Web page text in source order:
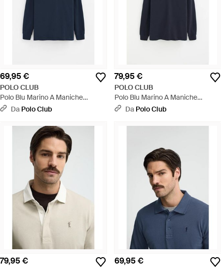
69,95 €
POLO CLUB
Polo Blu Marino A Maniche
Lunghe Con Ricamo Rigby Go -
Da Polo Club
79,95 €
POLO CLUB
Polo Blu Marino A Maniche
Lunghe A Collo A Camicia Con
Da Polo Club
79,95 € 69,95 €